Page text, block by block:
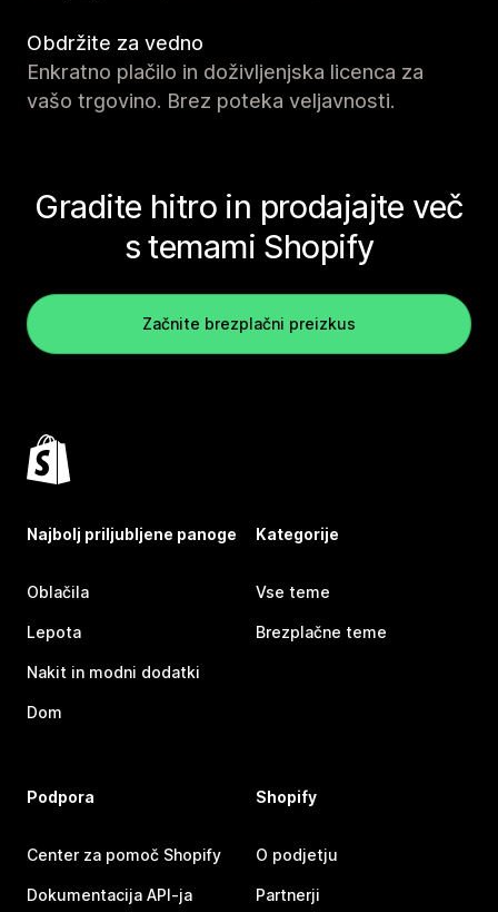
Obdržite za vedno
Enkratno plačilo in doživljenjska licenca za
vašo trgovino. Brez poteka veljavnosti.
Gradite hitro in prodajajte več
s temami Shopify
Začnite brezplačni preizkus
Najbolj priljubljene panoge
Oblačila
Lepota
Nakit in modni dodatki
Dom
Kategorije
Vse teme
Brezplačne teme
Podpora
Center za pomoč Shopify
Dokumentacija API-ja
Shopify
O podjetju
Partnerji